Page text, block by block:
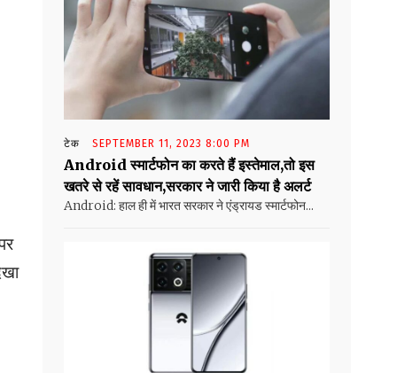
टेक SEPTEMBER 11, 2023 8:00 PM
Android स्मार्टफोन का करते हैं इस्तेमाल,तो इस
खतरे से रहें सावधान,सरकार ने जारी किया है अलर्ट
Android: हाल ही में भारत सरकार ने एंड्रायड स्मार्टफोन...